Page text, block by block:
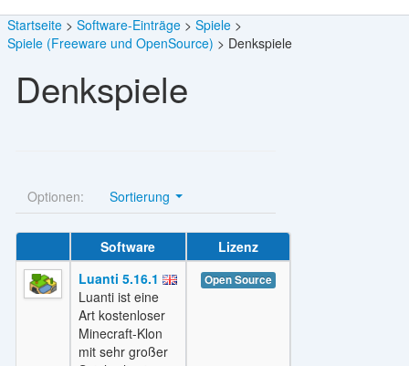
Startseite Software-Einträge
Spiele
Spiele (Freeware und OpenSource)
Denkspiele
Denkspiele
Optionen: Sortierung
Software
Lizenz
Luanti 5.16.1
Luanti ist eine
Art kostenloser
Minecraft-Klon
mit sehr großer
Open Source